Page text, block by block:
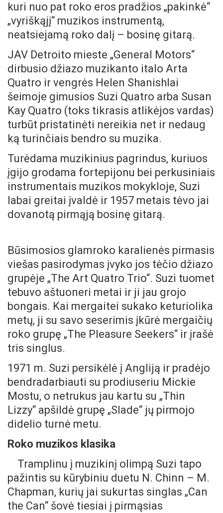
kuri nuo pat roko eros pradžios „pakinkė“
„vyriškąjį“ muzikos instrumentą,
neatsiejamą roko dalį – bosinę gitarą.
JAV Detroito mieste „General Motors“
dirbusio džiazo muzikanto italo Arta
Quatro ir vengrės Helen Shanishlai
šeimoje gimusios Suzi Quatro arba Susan
Kay Quatro (toks tikrasis atlikėjos vardas)
turbūt pristatinėti nereikia net ir nedaug
ką turinčiais bendro su muzika.
Turėdama muzikinius pagrindus, kuriuos
įgijo grodama fortepijonu bei perkusiniais
instrumentais muzikos mokykloje, Suzi
labai greitai įvaldė ir 1957 metais tėvo jai
dovanotą pirmąją bosinę gitarą.
Būsimosios glamroko karalienės pirmasis
viešas pasirodymas įvyko jos tėčio džiazo
grupėje „The Art Quatro Trio“. Suzi tuomet
tebuvo aštuoneri metai ir ji jau grojo
bongais. Kai mergaitei sukako keturiolika
metų, ji su savo seserimis įkūrė mergaičių
roko grupę „The Pleasure Seekers“ ir įrašė
tris singlus.
1971 m. Suzi persikėlė į Angliją ir pradėjo
bendradarbiauti su prodiuseriu Mickie
Mostu, o netrukus jau kartu su „Thin
Lizzy“ apšildė grupę „Slade“ jų pirmojo
didelio turnė metu.
Roko muzikos klasika
Tramplinu į muzikinį olimpą Suzi tapo
pažintis su kūrybiniu duetu N. Chinn – M.
Chapman, kurių jai sukurtas singlas „Can
the Can“ šovė tiesiai į pirmąsias